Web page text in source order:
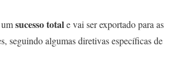
sucesso totale vai ser exportado para as
seguindo algumas diretivas específicas de